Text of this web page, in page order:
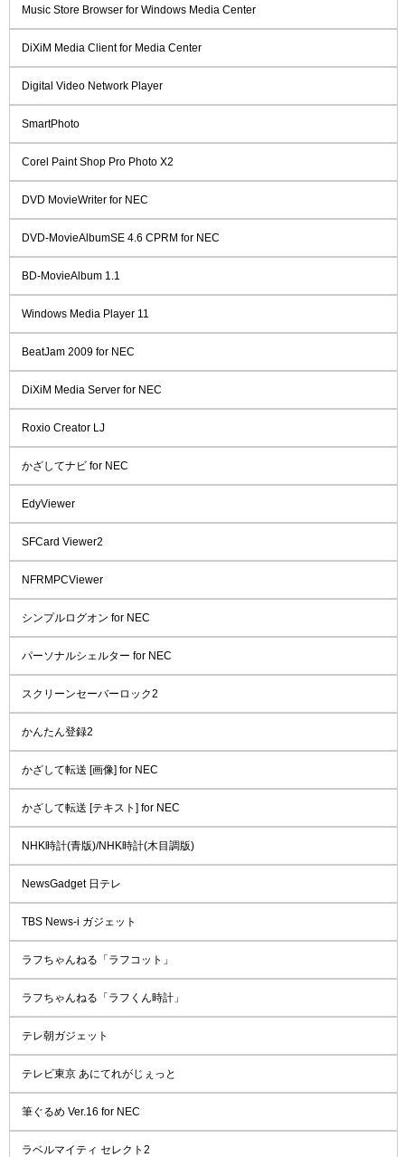
Music Store Browser for Windows Media Center
DiXiM Media Client for Media Center
Digital Video Network Player
SmartPhoto
Corel Paint Shop Pro Photo X2
DVD MovieWriter for NEC
DVD-MovieAlbumSE 4.6 CPRM for NEC
BD-MovieAlbum 1.1
Windows Media Player 11
BeatJam 2009 for NEC
DiXiM Media Server for NEC
Roxio Creator LJ
かざしてナビ for NEC
EdyViewer
SFCard Viewer2
NFRMPCViewer
シンプルログオン for NEC
パーソナルシェルター for NEC
スクリーンセーバーロック2
かんたん登録2
かざして転送 [画像] for NEC
かざして転送 [テキスト] for NEC
NHK時計(青版)/NHK時計(木目調版)
NewsGadget 日テレ
TBS News-i ガジェット
ラフちゃんねる「ラフコット」
ラフちゃんねる「ラフくん時計」
テレ朝ガジェット
テレビ東京 あにてれがじぇっと
筆ぐるめ Ver.16 for NEC
ラベルマイティ セレクト2